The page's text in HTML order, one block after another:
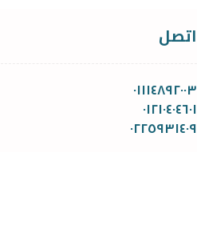
اتصل
٠١١١٤٨٩٢٠٠٣
٠١٢١٠٤٠٤٦٠١
٠٢٢٥٩٣١٤٠٩